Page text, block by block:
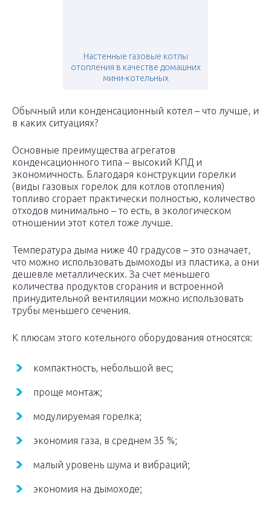
Настенные газовые котлы
отопления в качестве домашних
мини-котельных
Обычный или конденсационный котел – что лучше, и
в каких ситуациях?
Основные преимущества агрегатов
конденсационного типа – высокий КПД и
экономичность. Благодаря конструкции горелки
(виды газовых горелок для котлов отопления)
топливо сгорает практически полностью, количество
отходов минимально – то есть, в экологическом
отношении этот котел тоже лучше.
Температура дыма ниже 40 градусов – это означает,
что можно использовать дымоходы из пластика, а они
дешевле металлических. За счет меньшего
количества продуктов сгорания и встроенной
принудительной вентиляции можно использовать
трубы меньшего сечения.
К плюсам этого котельного оборудования относятся:
компактность, небольшой вес;
проще монтаж;
модулируемая горелка;
экономия газа, в среднем 35 %;
малый уровень шума и вибраций;
экономия на дымоходе;